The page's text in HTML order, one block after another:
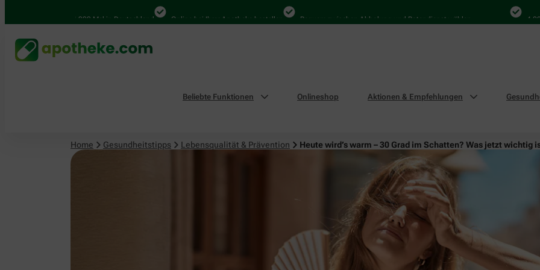
4.000 Mal in Deutschland Online bei Ihrer Apotheke bestellen Bequem zwischen Abholung und Botendienst wählen 4.000 Mal
Beliebte Funktionen Onlineshop Aktionen & Empfehlungen
Home Gesundheitstipps Lebensqualität & Prävention Heute wird’s warm – 30 Grad im Schatten? Was jetzt wichtig
Lebensqualität & Prävention